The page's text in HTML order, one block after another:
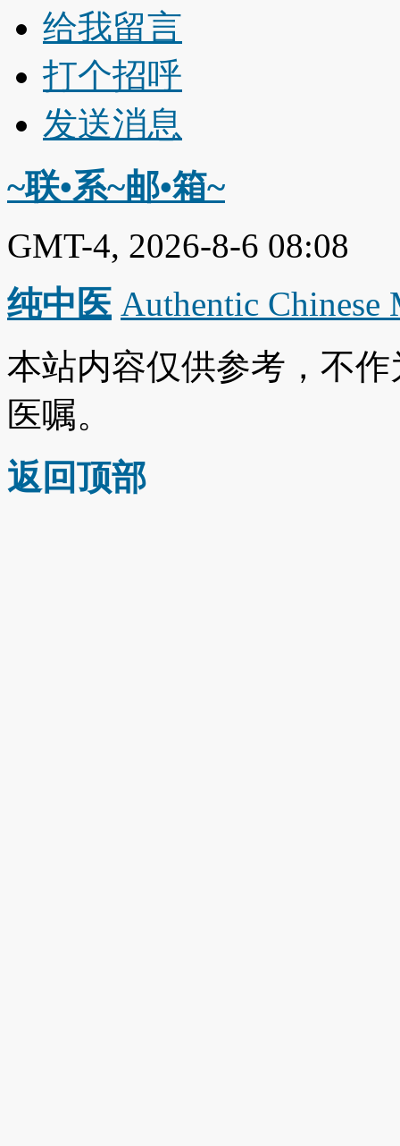
给我留言
打个招呼
发送消息
~联•系~邮•箱~
GMT-4, 2026-8-6 08:08
纯中医 Authentic
本站内容仅供参考，不
医嘱。
返回顶部